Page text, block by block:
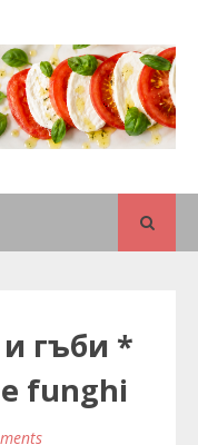
гъби *
funghi